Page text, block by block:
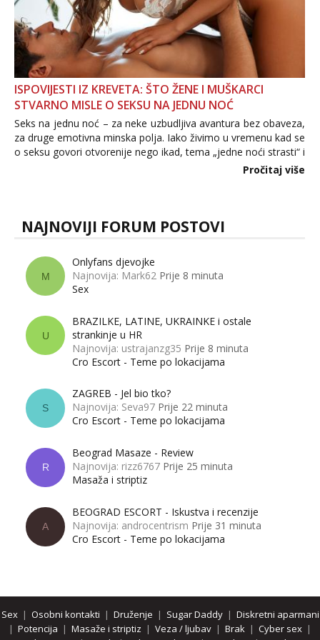
ISPOVIJESTI IZ KREVETA: ŠTO ŽENE I MUŠKARCI
STVARNO MISLE O SEKSU NA JEDNU NOĆ
Seks na jednu noć – za neke uzbudljiva avantura bez obaveza,
za druge emotivna minska polja. Iako živimo u vremenu kad se
o seksu govori otvorenije nego ikad, tema „jedne noći strasti“ i
dalje izaziva burne rasprave. Što zapravo misle žene, a što
Pročitaj više
NAJNOVIJI FORUM POSTOVI
M
Onlyfans djevojke
Najnovija: Mark62 Prije 8 minuta
Sex
U
BRAZILKE, LATINE, UKRAINKE i ostale
strankinje u HR
Najnovija: ustrajanzg35 Prije 8 minuta
Cro Escort - Teme po lokacijama
S
ZAGREB - Jel bio tko?
Najnovija: Seva97 Prije 22 minuta
Cro Escort - Teme po lokacijama
R
Beograd Masaze - Review
Najnovija: rizz6767 Prije 25 minuta
Masaža i striptiz
A
BEOGRAD ESCORT - Iskustva i recenzije
Najnovija: androcentrism Prije 31 minuta
Cro Escort - Teme po lokacijama
Sex| Osobni kontakti | Druženje | Sugar Daddy| Diskretni aparmani
| Potencija | Masaže i striptiz | Veza / ljubav | Brak | Cyber sex |